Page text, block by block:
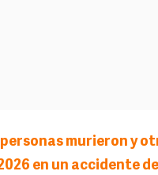
murieron y
en un accidente